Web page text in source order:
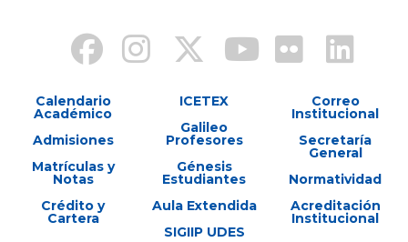
Calendario
Académico
Admisiones
Matrículas y
Notas
Crédito y
Cartera
ICETEX
Galileo
Profesores
Génesis
Estudiantes
Aula Extendida
SIGIIP UDES
Correo
Institucional
Secretaría
General
Normatividad
Acreditación
Institucional